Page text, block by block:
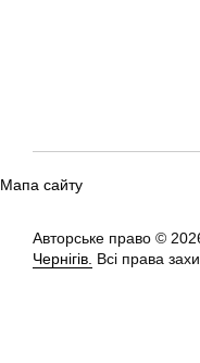
Мапа сайту
Авторське право ©
Чернігів. Всі права